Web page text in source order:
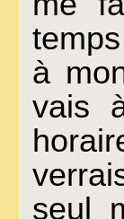
à
vais
seul